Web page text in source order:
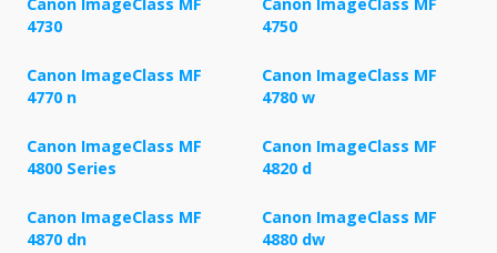
4730
4750
Canon ImageClass MF
4770 n
Canon ImageClass MF
4780 w
Canon ImageClass MF
4800 Series
Canon ImageClass MF
4820 d
Canon ImageClass MF
4870 dn
Canon ImageClass MF
4880 dw